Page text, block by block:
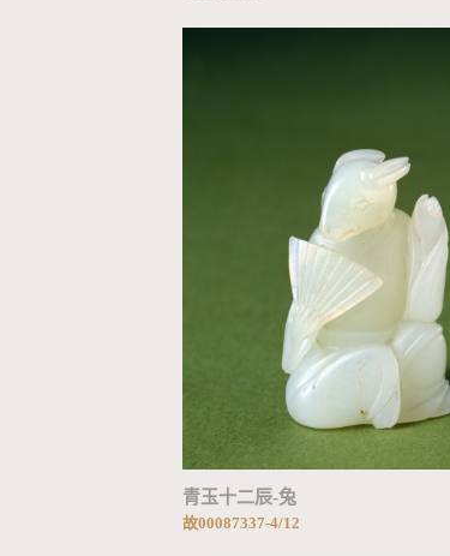
青玉十二辰-兔
故00087337-4/12